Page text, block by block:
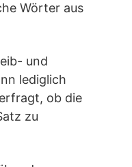
Wörter aus
und
lediglich
ob die
zu